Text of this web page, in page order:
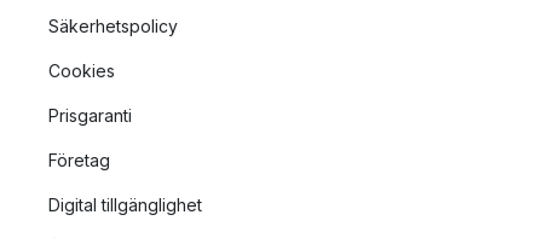
Säkerhetspolicy
Cookies
Prisgaranti
Företag
Digital tillgänglighet